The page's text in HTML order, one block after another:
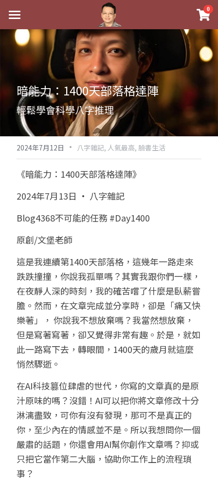
0
最新消息
關於我
實體經營
祖傳命理
手工印鑑
課程介紹
五行八字學
後天派陽宅
Blog
黃金會員專區
八字雜記
心靈成長
人氣最高
站長精選
臉書生活
好書推廌
試閱專區
Podcast聽書
團隊訓練營
八字視頻
陽宅視頻
線上直播
自我挑戰
線上學苑
八字初階班1
八字初階班2
八字進階班
八字中階班
八字高階班
五人實戰班
五行計算初階班
五行計算高階班
團隊訓練營
命理商城
八字完整班
《十神高階實戰錄》完整典藏版
科學八字推理PDF
八字批命
小兒命名
我的著作
科學八字推理1
科學八字推理2
科學八字推理3
科學八字輕鬆學
輕鬆學會科學八字推理
與我預約
批命預約
上課預約
常見問題
FB粉絲頁
登錄/註冊
搜索
繁體中文
繁體中文
0938617837
support@p8zicourse.com
五行八字線上班
暗能力：1400天部落格達陣
輕鬆學會科學八字推理
2024年7月12日 · 八字雜記, 人氣最高, 臉書生活
《暗能力：1400天部落格達陣》
2024年7月13日 · 八字雜記
Blog4368不可能的任務 #Day1400
原創/文堡老師
這是我連續第1400天部落格，這幾年一路走來
跌跌撞撞，你說我孤單嗎？其實我跟你們一樣，
在夜靜人深的時刻，我的確苦嚐了什麼是臥薪嘗
膽。然而，在文章完成並分享時，卻是「痛又快
樂著」， 你說我不想放棄嗎？我當然想放棄，
但是寫著寫著，卻又覺得非常有趣。於是，就如
此一路寫下去，轉眼間，1400天的歲月就這麼
悄然驟逝。
在AI科技篡位肆虐的世代，你寫的文章真的是原
汁原味的嗎？沒錯！AI可以把你將文章修改十分
淋漓盡致，可你有沒有發現，那可不是真正的
你，至少內在的情感並不是。所以我想問你一個
嚴肅的話題，你還會用AI幫你創作文章嗎？抑或
只把它當作第二大腦，協助你工作上的流程瑣
事？
×
商品分類
八字線上完整班
科學八字推理PDF
《十神高階實戰錄》完整典藏版
1美元超值PDF